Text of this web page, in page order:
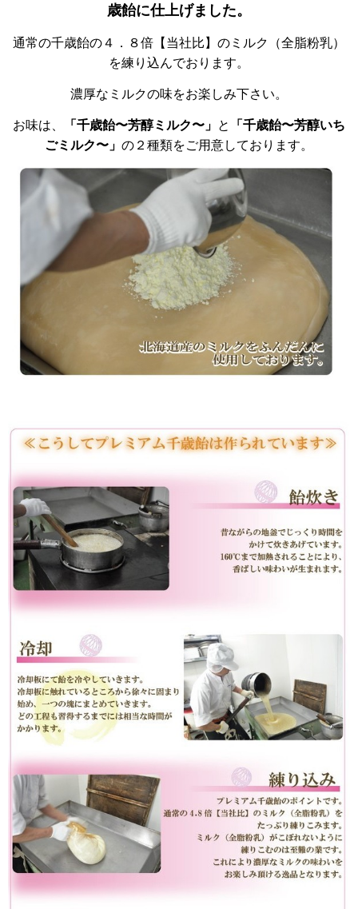
歳飴に仕上げました。
通常の千歳飴の４．８倍【当社比】のミルク（全脂粉乳）
を練り込んでおります。
濃厚なミルクの味をお楽しみ下さい。
お味は、
「千歳飴〜芳醇ミルク〜」 と 「千歳飴〜芳醇いち
ごミルク〜」 の２種類をご用意しております。